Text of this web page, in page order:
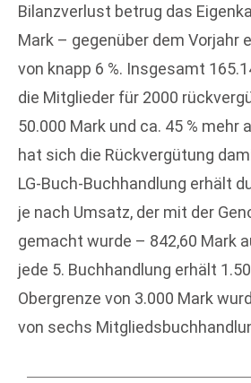
Bilanzverlust betrug das
Mark – gegenüber dem Vorjahr
von knapp 6 %. Insgesamt
die Mitglieder für 2000
50.000 Mark und ca. 45 % mehr
hat sich die Rückvergütung
LG-Buch-Buchhandlung erhält
je nach Umsatz, der mit der
gemacht wurde – 842,60 Mark
jede 5. Buchhandlung erhält
Obergrenze von 3.000 Mark
von sechs